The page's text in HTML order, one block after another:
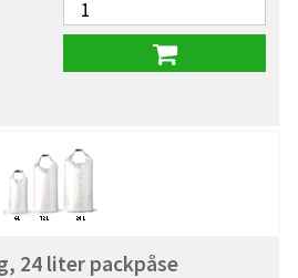
24 liter packpåse